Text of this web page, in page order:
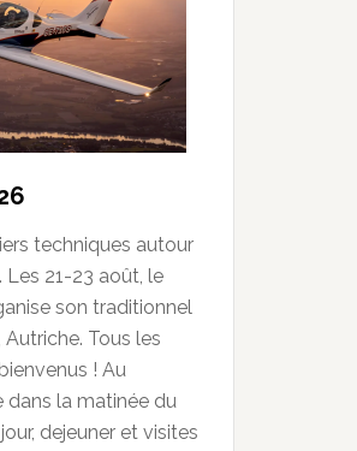
techniques autour
21-23 août, le
son traditionnel
Tous les
! Au
dans la matinée du
dejeuner et visites